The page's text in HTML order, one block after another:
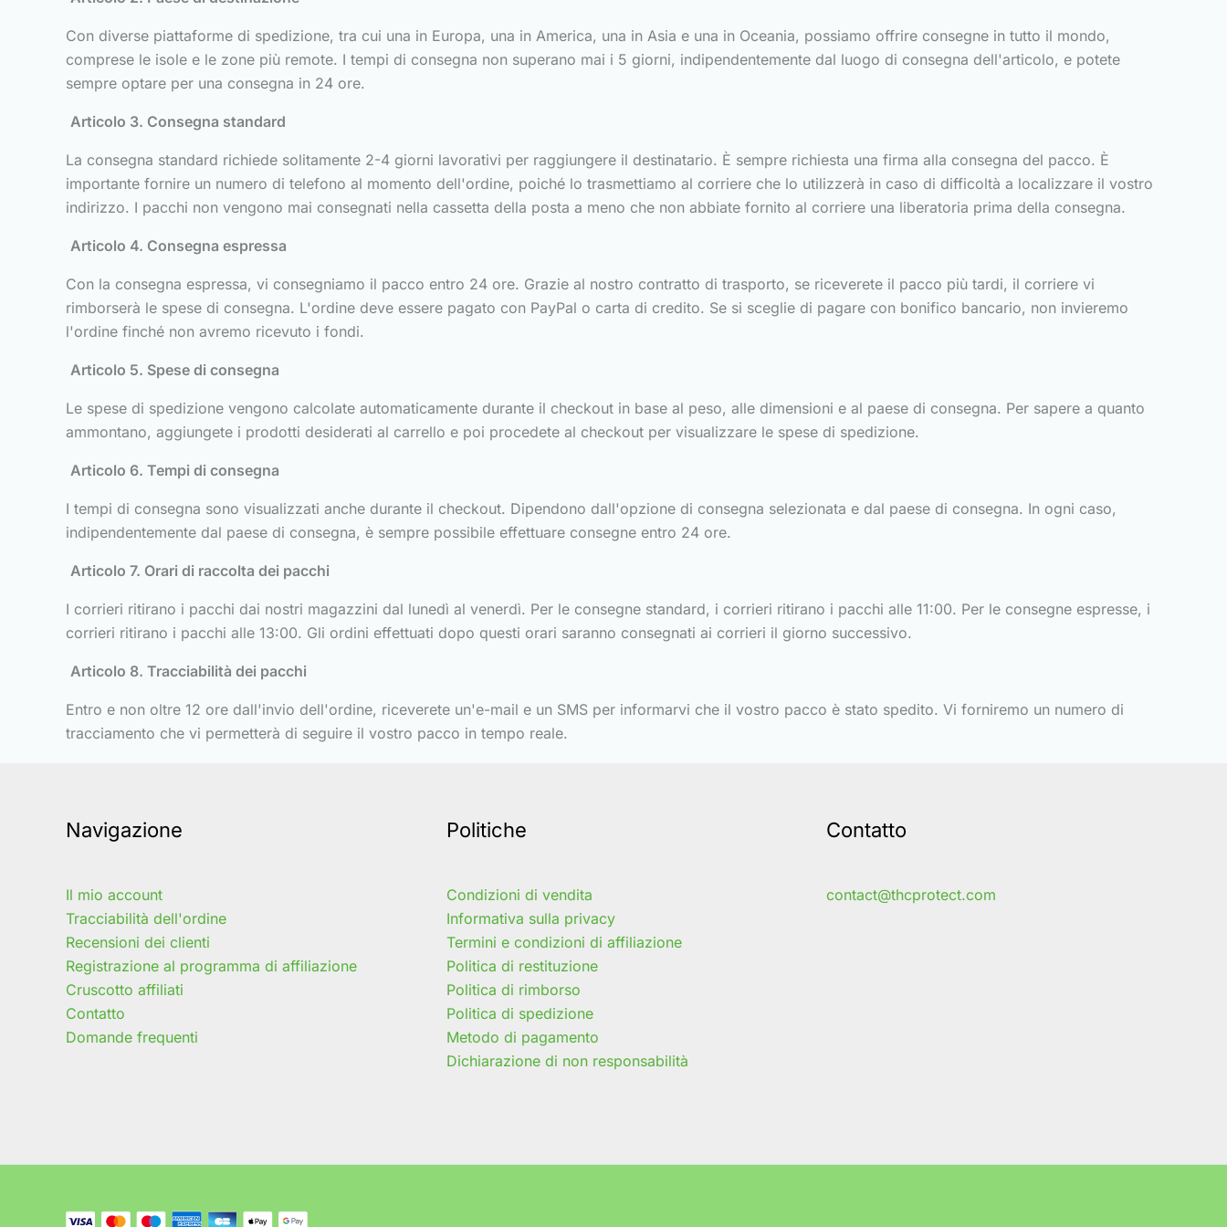
Con diverse piattaforme di spedizione, tra cui una in Europa, una in America, una in Asia e una in Oceania, possiamo offrire consegne in tutto il mondo,
comprese le isole e le zone più remote. I tempi di consegna non superano mai i 5 giorni, indipendentemente dal luogo di consegna dell'articolo, e potete
sempre optare per una consegna in 24 ore.
Articolo 3. Consegna standard
La consegna standard richiede solitamente 2-4 giorni lavorativi per raggiungere il destinatario. È sempre richiesta una firma alla consegna del pacco. È
importante fornire un numero di telefono al momento dell'ordine, poiché lo trasmettiamo al corriere che lo utilizzerà in caso di difficoltà a localizzare il vostro
indirizzo. I pacchi non vengono mai consegnati nella cassetta della posta a meno che non abbiate fornito al corriere una liberatoria prima della consegna.
Articolo 4. Consegna espressa
Con la consegna espressa, vi consegniamo il pacco entro 24 ore. Grazie al nostro contratto di trasporto, se riceverete il pacco più tardi, il corriere vi
rimborserà le spese di consegna. L'ordine deve essere pagato con PayPal o carta di credito. Se si sceglie di pagare con bonifico bancario, non invieremo
l'ordine finché non avremo ricevuto i fondi.
Articolo 5. Spese di consegna
Le spese di spedizione vengono calcolate automaticamente durante il checkout in base al peso, alle dimensioni e al paese di consegna. Per sapere a quanto
ammontano, aggiungete i prodotti desiderati al carrello e poi procedete al checkout per visualizzare le spese di spedizione.
Articolo 6. Tempi di consegna
I tempi di consegna sono visualizzati anche durante il checkout. Dipendono dall'opzione di consegna selezionata e dal paese di consegna. In ogni caso,
indipendentemente dal paese di consegna, è sempre possibile effettuare consegne entro 24 ore.
Articolo 7. Orari di raccolta dei pacchi
I corrieri ritirano i pacchi dai nostri magazzini dal lunedì al venerdì. Per le consegne standard, i corrieri ritirano i pacchi alle 11:00. Per le consegne espresse, i
corrieri ritirano i pacchi alle 13:00. Gli ordini effettuati dopo questi orari saranno consegnati ai corrieri il giorno successivo.
Articolo 8. Tracciabilità dei pacchi
Entro e non oltre 12 ore dall'invio dell'ordine, riceverete un'e-mail e un SMS per informarvi che il vostro pacco è stato spedito. Vi forniremo un numero di
tracciamento che vi permetterà di seguire il vostro pacco in tempo reale.
Navigazione
Il mio account
Tracciabilità dell'ordine
Recensioni dei clienti
Registrazione al programma di affiliazione
Cruscotto affiliati
Contatto
Domande frequenti
Politiche
Condizioni di vendita
Informativa sulla privacy
Termini e condizioni di affiliazione
Politica di restituzione
Politica di rimborso
Politica di spedizione
Metodo di pagamento
Dichiarazione di non responsabilità
Contatto
contact@thcprotect.com